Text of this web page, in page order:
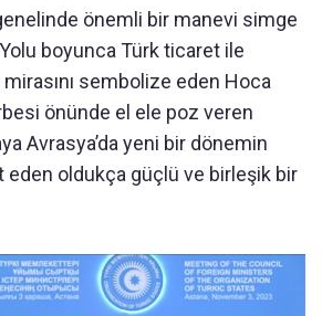
önemli bir manevi simge
boyunca Türk ticaret ile
sembolize eden Hoca
önünde el ele poz veren
Avrasya’da yeni bir dönemin
eden oldukça güçlü ve birleşik bir